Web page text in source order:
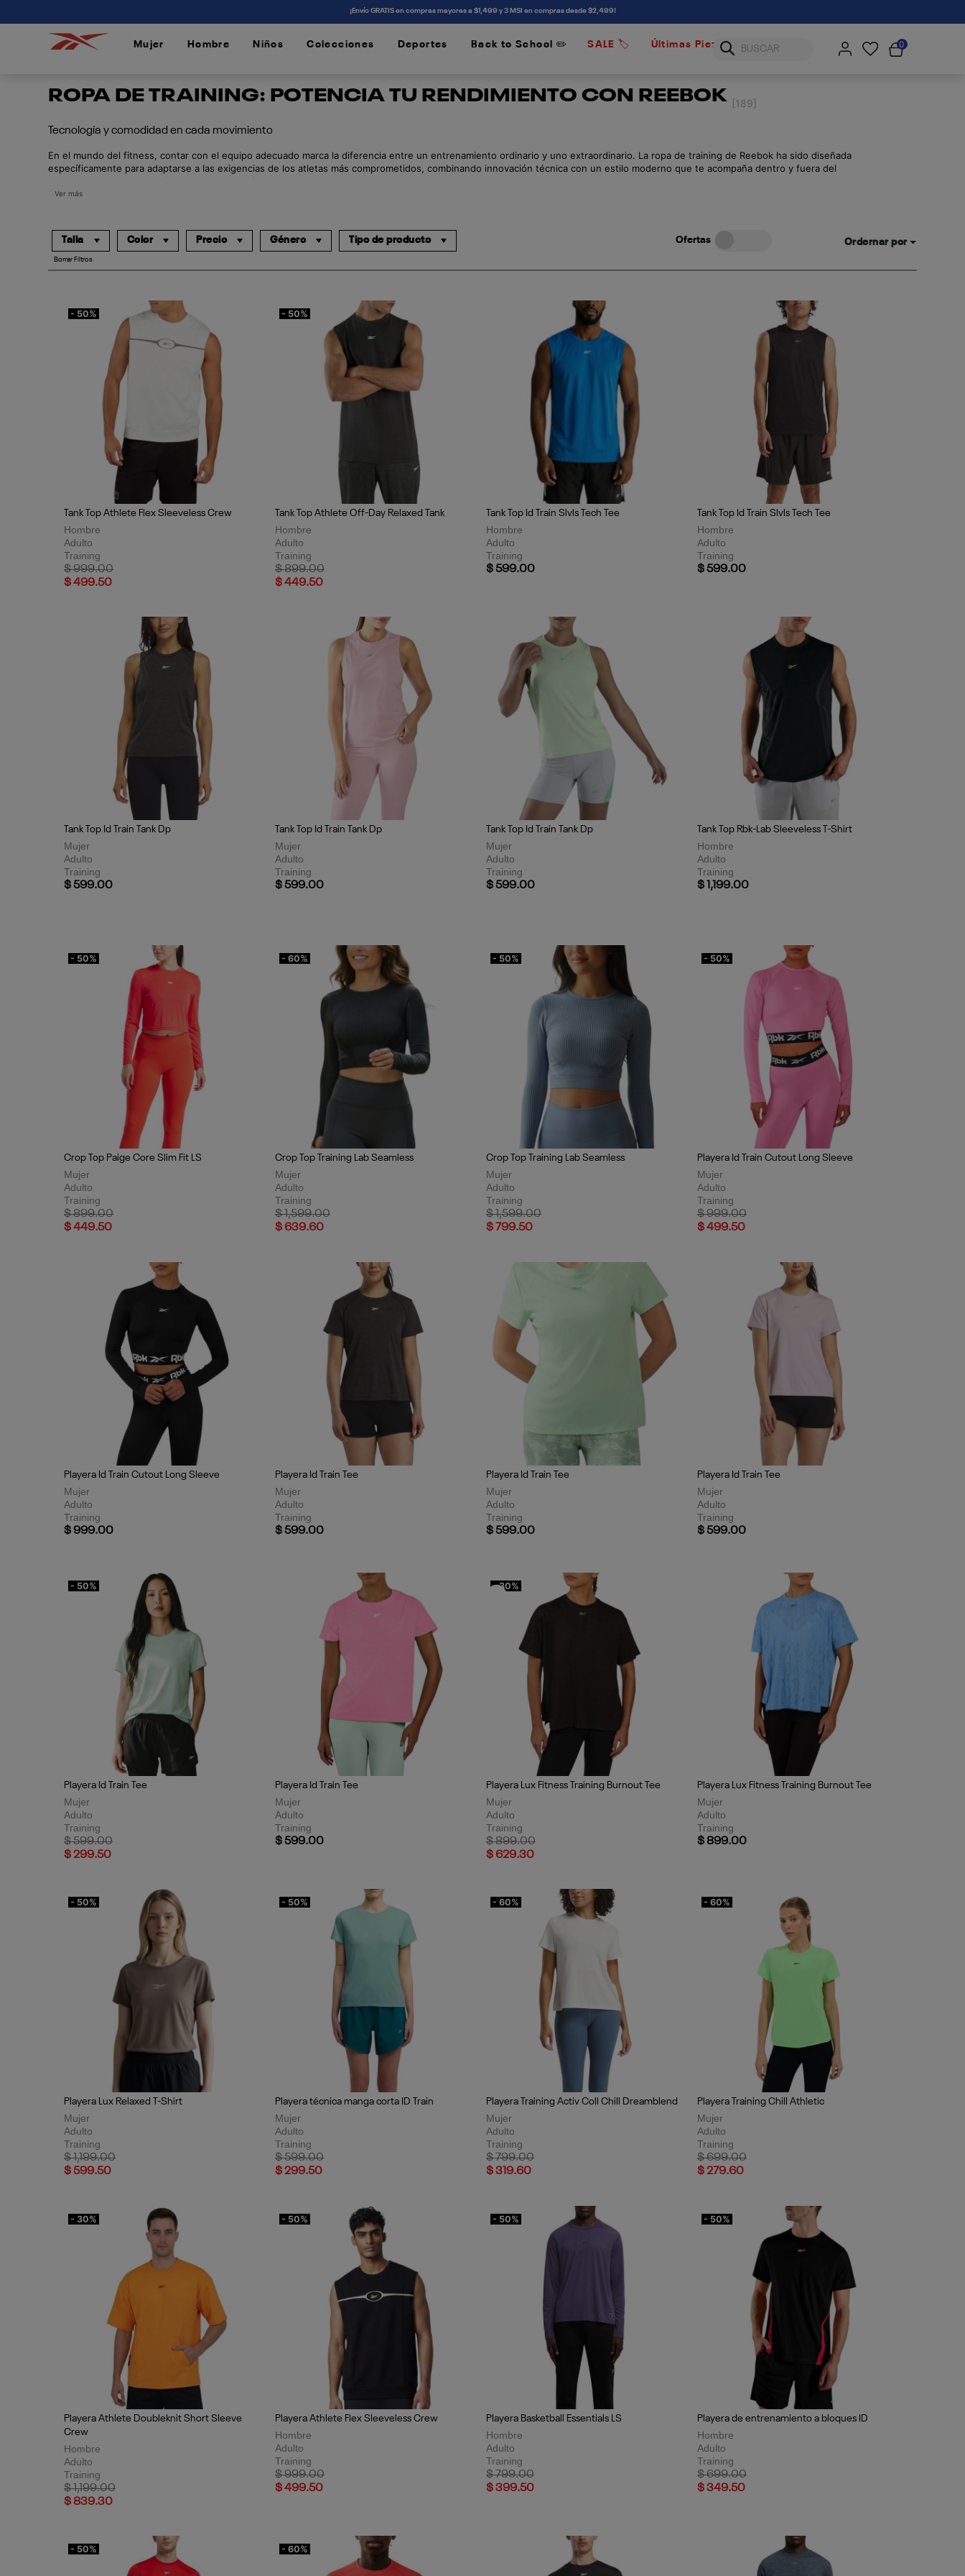
¡Envío GRATIS en compras mayores a $1,499 y 3 MSI en compras desde $2,499!
Mujer Hombre Niños Colecciones Deportes Back to School ✏️ SALE 🏷️ Últimas Piezas 0
ROPA DE TRAINING: POTENCIA TU RENDIMIENTO CON REEBOK [189]
Tecnología y comodidad en cada movimiento
En el mundo del fitness, contar con el equipo adecuado marca la diferencia entre un entrenamiento ordinario y uno extraordinario. La ropa de training de Reebok ha sido diseñada
específicamente para adaptarse a las exigencias de los atletas más comprometidos, combinando innovación técnica con un estilo moderno que te acompaña dentro y fuera del
de alta intensidad.
Ver más
Talla Color Precio Género Tipo de producto
Borrar Filtros
Ofertas Ordernar por
- 50%
Tank Top Athlete Flex Sleeveless Crew
Hombre
Adulto
Training
Price reduced from
$ 999.00to
$ 499.50
- 50%
Tank Top Athlete Off-Day Relaxed Tank
Hombre
Adulto
Training
Price reduced from
$ 899.00to
$ 449.50
Tank Top Id Train Slvls Tech Tee
Hombre
Adulto
Training
$ 599.00
Tank Top Id Train Slvls Tech Tee
Hombre
Adulto
Training
$ 599.00
Tank Top Id Train Tank Dp
Mujer
Adulto
Training
$ 599.00
Tank Top Id Train Tank Dp
Mujer
Adulto
Training
$ 599.00
Tank Top Id Train Tank Dp
Mujer
Adulto
Training
$ 599.00
Tank Top Rbk-Lab Sleeveless T-Shirt
Hombre
Adulto
Training
$ 1,199.00
- 50%
Crop Top Paige Core Slim Fit LS
Mujer
Adulto
Training
Price reduced from
$ 899.00to
$ 449.50
- 60%
Crop Top Training Lab Seamless
Mujer
Adulto
Training
Price reduced from
$ 1,599.00to
$ 639.60
- 50%
Crop Top Training Lab Seamless
Mujer
Adulto
Training
Price reduced from
$ 1,599.00to
$ 799.50
- 50%
Playera Id Train Cutout Long Sleeve
Mujer
Adulto
Training
Price reduced from
$ 999.00to
$ 499.50
Playera Id Train Cutout Long Sleeve
Mujer
Adulto
Training
$ 999.00
Playera Id Train Tee
Mujer
Adulto
Training
$ 599.00
Playera Id Train Tee
Mujer
Adulto
Training
$ 599.00
Playera Id Train Tee
Mujer
Adulto
Training
$ 599.00
- 50%
Playera Id Train Tee
Mujer
Adulto
Training
Price reduced from
$ 599.00to
$ 299.50
Playera Id Train Tee
Mujer
Adulto
Training
$ 599.00
- 30%
Playera Lux Fitness Training Burnout Tee
Mujer
Adulto
Training
Price reduced from
$ 899.00to
$ 629.30
Playera Lux Fitness Training Burnout Tee
Mujer
Adulto
Training
$ 899.00
- 50%
Playera Lux Relaxed T-Shirt
Mujer
Adulto
Training
Price reduced from
$ 1,199.00to
$ 599.50
- 50%
Playera técnica manga corta ID Train
Mujer
Adulto
Training
Price reduced from
$ 599.00to
$ 299.50
- 60%
Playera Training Activ Coll Chill Dreamblend
Mujer
Adulto
Training
Price reduced from
$ 799.00to
$ 319.60
- 60%
Playera Training Chill Athletic
Mujer
Adulto
Training
Price reduced from
$ 699.00to
$ 279.60
- 30%
Playera Athlete Doubleknit Short Sleeve
Crew
Hombre
Adulto
Training
Price reduced from
$ 1,199.00to
$ 839.30
- 50%
Playera Athlete Flex Sleeveless Crew
Hombre
Adulto
Training
Price reduced from
$ 999.00to
$ 499.50
- 50%
Playera Basketball Essentials LS
Hombre
Adulto
Training
Price reduced from
$ 799.00to
$ 399.50
- 50%
Playera de entrenamiento a bloques ID
Hombre
Adulto
Training
Price reduced from
$ 699.00to
$ 349.50
- 50% - 60%
ÚNETE A REEBOK
Sé parte de la comunidad Reebok regístrate y obtén un
primera compra.
Además, entérate de nuestros lanzamientos, promociones, eventos
Correo electrónico
Hombre
ÚNETE AHORA